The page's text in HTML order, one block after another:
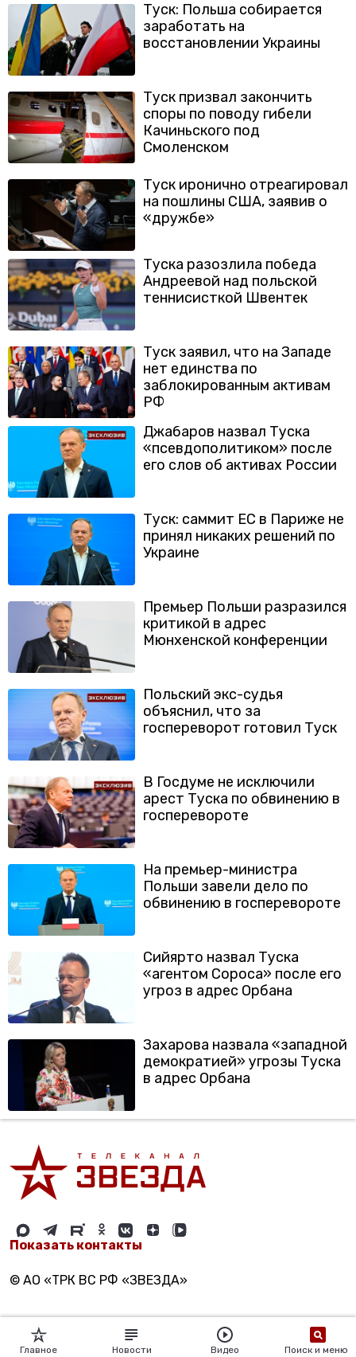
Туск: Польша собирается
заработать на
восстановлении Украины
Туск призвал закончить
споры по поводу гибели
Качиньского под
Смоленском
Туск иронично отреагировал
на пошлины США, заявив о
«дружбе»
Туска разозлила победа
Андреевой над польской
теннисисткой Швентек
Туск заявил, что на Западе
нет единства по
заблокированным активам
РФ
Джабаров назвал Туска
«псевдополитиком» после
его слов об активах России
Туск: саммит ЕС в Париже не
принял никаких решений по
Украине
Премьер Польши разразился
критикой в адрес
Мюнхенской конференции
Польский экс-судья
объяснил, что за
госпереворот готовил Туск
В Госдуме не исключили
арест Туска по обвинению в
госперевороте
На премьер-министра
Польши завели дело по
обвинению в госперевороте
Сийярто назвал Туска
«агентом Сороса» после его
угроз в адрес Орбана
Захарова назвала «западной
демократией» угрозы Туска
в адрес Орбана
Показать контакты
© АО «ТРК ВС РФ «ЗВЕЗДА»
Главное Новости Видео Поиск и меню